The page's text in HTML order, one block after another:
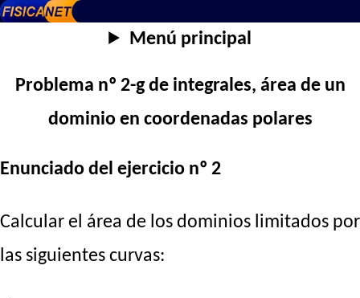
Menú principal
Problema nº 2-g de integrales, área de un
dominio en coordenadas polares
Enunciado del ejercicio nº 2
Calcular el área de los dominios limitados por
las siguientes curvas: